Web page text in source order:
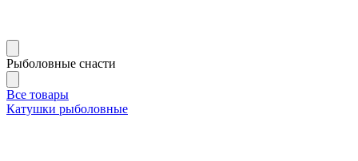
Рыболовные снасти
Все товары
Катушки рыболовные